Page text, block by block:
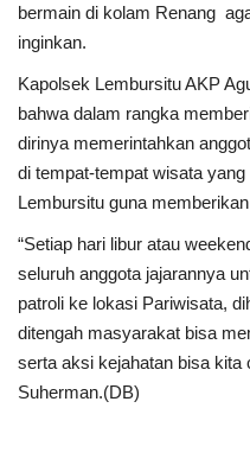
bermain di kolam Renang
inginkan.
Kapolsek Lembursitu AKP
bahwa dalam rangka
dirinya memerintahkan
di tempat-tempat wisata
Lembursitu guna
“Setiap hari libur atau
seluruh anggota jajarannya
patroli ke lokasi Pariwisata,
ditengah masyarakat bisa
serta aksi kejahatan bisa kita
Suherman.(DB)